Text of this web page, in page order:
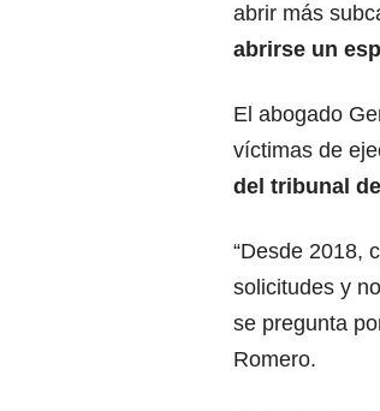
abrir más
abrirse un
El abogado
víctimas de
del tribunal
“Desde 2018,
solicitudes y
se pregunta
Romero.